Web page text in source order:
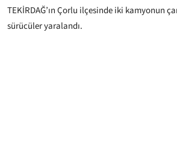
TEKİRDAĞ’ın Çorlu ilçesinde iki kamyonun
sürücüler yaralandı.